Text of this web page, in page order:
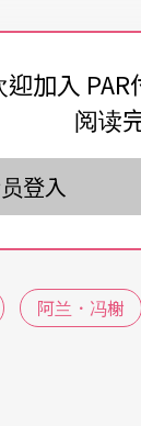
迎加入
阅读
登入
阿兰．冯榭